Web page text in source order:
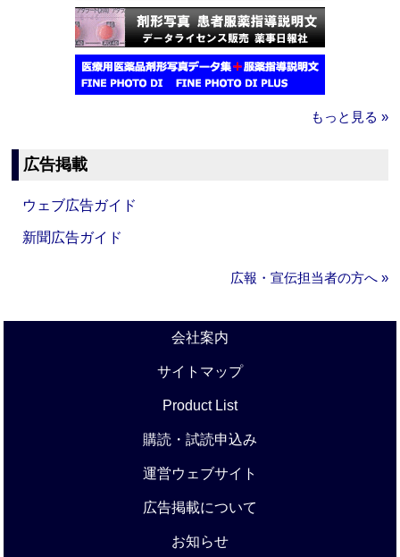
もっと見る »
広告掲載
ウェブ広告ガイド
新聞広告ガイド
広報・宣伝担当者の方へ »
会社案内
サイトマップ
Product List
購読・試読申込み
運営ウェブサイト
広告掲載について
お知らせ